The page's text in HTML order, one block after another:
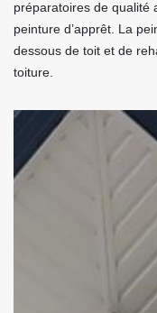
préparatoires de qualité
peinture d’apprêt. La
dessous de toit et de
toiture.